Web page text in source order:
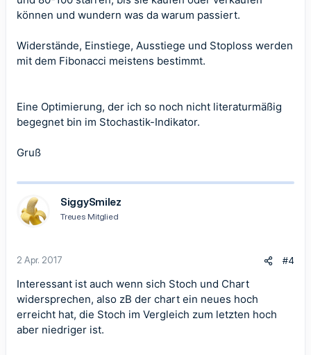
können und wundern was da warum passiert.
Widerstände, Einstiege, Ausstiege und Stoploss werden
mit dem Fibonacci meistens bestimmt.
Eine Optimierung, der ich so noch nicht literaturmäßig
begegnet bin im Stochastik-Indikator.
Gruß
SiggySmilez
Treues Mitglied
2 Apr. 2017 #4
Interessant ist auch wenn sich Stoch und Chart
widersprechen, also zB der chart ein neues hoch
erreicht hat, die Stoch im Vergleich zum letzten hoch
aber niedriger ist.